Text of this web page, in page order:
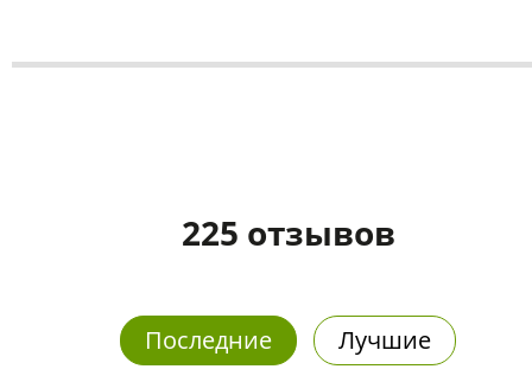
225 отзывов
Последние Лучшие